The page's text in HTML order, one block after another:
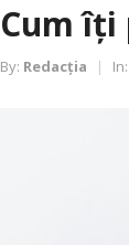
Cum
By: Redacția | In: